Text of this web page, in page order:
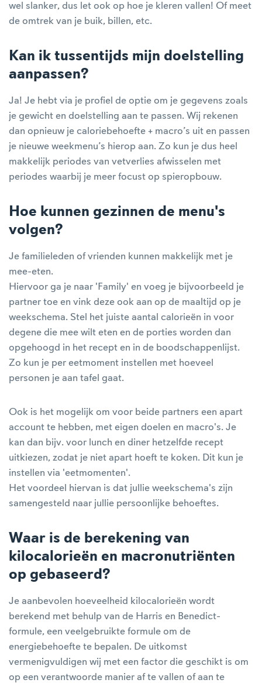
wel slanker, dus let ook op hoe je kleren vallen! Of meet
de omtrek van je buik, billen, etc.
Kan ik tussentijds mijn doelstelling
aanpassen?
Ja! Je hebt via je profiel de optie om je gegevens zoals
je gewicht en doelstelling aan te passen. Wij rekenen
dan opnieuw je caloriebehoefte + macro’s uit en passen
je nieuwe weekmenu’s hierop aan. Zo kun je dus heel
makkelijk periodes van vetverlies afwisselen met
periodes waarbij je meer focust op spieropbouw.
Hoe kunnen gezinnen de menu's
volgen?
Je familieleden of vrienden kunnen makkelijk met je
mee-eten.
Hiervoor ga je naar 'Family' en voeg je bijvoorbeeld je
partner toe en vink deze ook aan op de maaltijd op je
weekschema. Stel het juiste aantal calorieën in voor
degene die mee wilt eten en de porties worden dan
opgehoogd in het recept en in de boodschappenlijst.
Zo kun je per eetmoment instellen met hoeveel
personen je aan tafel gaat.
Ook is het mogelijk om voor beide partners een apart
account te hebben, met eigen doelen en macro's. Je
kan dan bijv. voor lunch en diner hetzelfde recept
uitkiezen, zodat je niet apart hoeft te koken. Dit kun je
instellen via 'eetmomenten'.
Het voordeel hiervan is dat jullie weekschema's zijn
samengesteld naar jullie persoonlijke behoeftes.
Waar is de berekening van
kilocalorieën en macronutriënten
op gebaseerd?
Je aanbevolen hoeveelheid kilocalorieën wordt
berekend met behulp van de Harris en Benedict-
formule, een veelgebruikte formule om de
energiebehoefte te bepalen. De uitkomst
vermenigvuldigen wij met een factor die geschikt is om
op een verantwoorde manier af te vallen of aan te